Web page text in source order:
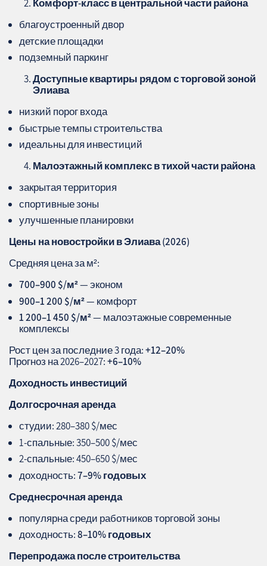
Комфорт‑класс в центральной части района
благоустроенный двор
детские площадки
подземный паркинг
Доступные квартиры рядом с торговой зоной
Элиава
низкий порог входа
быстрые темпы строительства
идеальны для инвестиций
Малоэтажный комплекс в тихой части района
закрытая территория
спортивные зоны
улучшенные планировки
Цены на новостройки в Элиава (2026)
Средняя цена за м²:
700–900 $/м²— эконом
900–1 200 $/м²— комфорт
1 200–1 450 $/м²— малоэтажные современные
комплексы
Рост цен за последние 3 года:+12–20%
Прогноз на 2026–2027:+6–10%
Доходность инвестиций
Долгосрочная аренда
студии: 280–380 $/мес
1‑спальные: 350–500 $/мес
2‑спальные: 450–650 $/мес
доходность:7–9% годовых
Среднесрочная аренда
популярна среди работников торговой зоны
доходность:8–10% годовых
Перепродажа после строительства